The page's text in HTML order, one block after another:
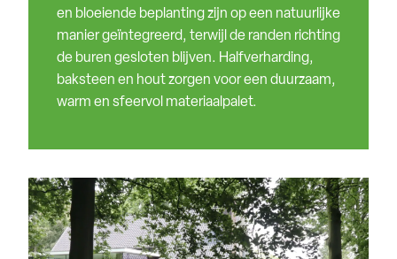
en bloeiende beplanting zijn op een natuurlijke
manier geïntegreerd, terwijl de randen richting
de buren gesloten blijven. Halfverharding,
baksteen en hout zorgen voor een duurzaam,
warm en sfeervol materiaalpalet.